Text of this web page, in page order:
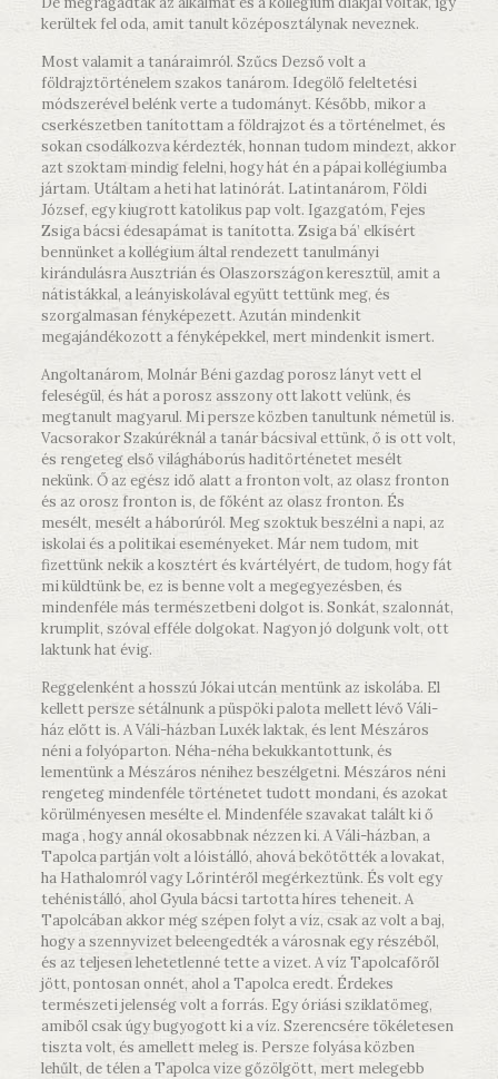
kerültek fel oda, amit tanult középosztálynak neveznek.
Most valamit a tanáraimról. Szűcs Dezső volt a
földrajztörténelem szakos tanárom. Idegölő feleltetési
módszerével belénk verte a tudományt. Később, mikor a
cserkészetben tanítottam a földrajzot és a történelmet, és
sokan csodálkozva kérdezték, honnan tudom mindezt, akkor
azt szoktam mindig felelni, hogy hát én a pápai kollégiumba
jártam. Utáltam a heti hat latinórát. Latintanárom, Földi
József, egy kiugrott katolikus pap volt. Igazgatóm, Fejes
Zsiga bácsi édesapámat is tanította. Zsiga bá’ elkísért
bennünket a kollégium által rendezett tanulmányi
kirándulásra Ausztrián és Olaszországon keresztül, amit a
nátistákkal, a leányiskolával együtt tettünk meg, és
szorgalmasan fényképezett. Azután mindenkit
megajándékozott a fényképekkel, mert mindenkit ismert.
Angoltanárom, Molnár Béni gazdag porosz lányt vett el
feleségül, és hát a porosz asszony ott lakott velünk, és
megtanult magyarul. Mi persze közben tanultunk németül is.
Vacsorakor Szakúréknál a tanár bácsival ettünk, ő is ott volt,
és rengeteg első világháborús haditörténetet mesélt
nekünk. Ő az egész idő alatt a fronton volt, az olasz fronton
és az orosz fronton is, de főként az olasz fronton. És
mesélt, mesélt a háborúról. Meg szoktuk beszélni a napi, az
iskolai és a politikai eseményeket. Már nem tudom, mit
fizettünk nekik a kosztért és kvártélyért, de tudom, hogy fát
mi küldtünk be, ez is benne volt a megegyezésben, és
mindenféle más természetbeni dolgot is. Sonkát, szalonnát,
krumplit, szóval efféle dolgokat. Nagyon jó dolgunk volt, ott
laktunk hat évig.
Reggelenként a hosszú Jókai utcán mentünk az iskolába. El
kellett persze sétálnunk a püspöki palota mellett lévő Váli-
ház előtt is. A Váli-házban Luxék laktak, és lent Mészáros
néni a folyóparton. Néha-néha bekukkantottunk, és
lementünk a Mészáros nénihez beszélgetni. Mészáros néni
rengeteg mindenféle történetet tudott mondani, és azokat
körülményesen mesélte el. Mindenféle szavakat talált ki ő
maga , hogy annál okosabbnak nézzen ki. A Váli-házban, a
Tapolca partján volt a lóistálló, ahová bekötötték a lovakat,
ha Hathalomról vagy Lőrintéről megérkeztünk. És volt egy
tehénistálló, ahol Gyula bácsi tartotta híres teheneit. A
Tapolcában akkor még szépen folyt a víz, csak az volt a baj,
hogy a szennyvizet beleengedték a városnak egy részéből,
és az teljesen lehetetlenné tette a vizet. A víz Tapolcafőről
jött, pontosan onnét, ahol a Tapolca eredt. Érdekes
természeti jelenség volt a forrás. Egy óriási sziklatömeg,
amiből csak úgy bugyogott ki a víz. Szerencsére tökéletesen
tiszta volt, és amellett meleg is. Persze folyása közben
lehűlt, de télen a Tapolca vize gőzölgött, mert melegebb